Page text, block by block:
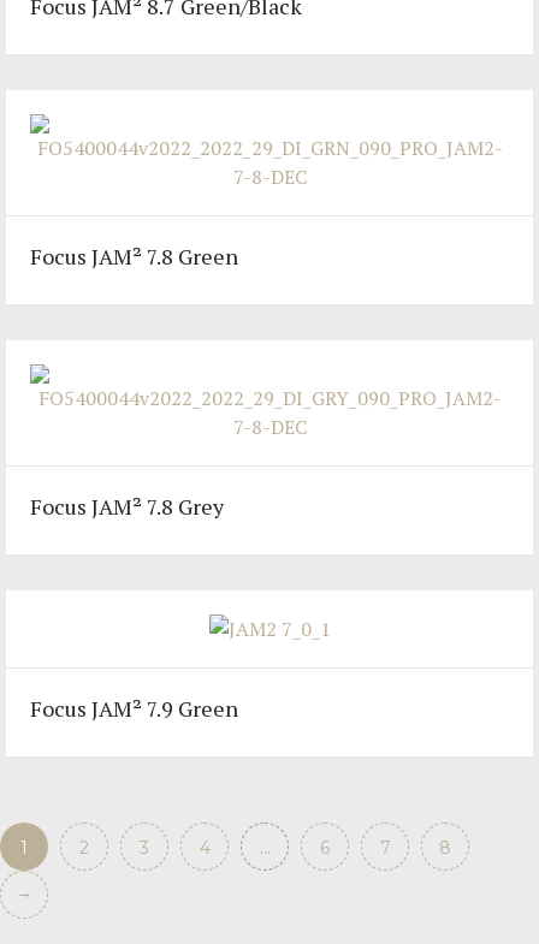
Focus JAM² 8.7 Green/Black
Focus JAM² 7.8 Green
Focus JAM² 7.8 Grey
Focus JAM² 7.9 Green
1 2 3 4 … 6 7 8
→